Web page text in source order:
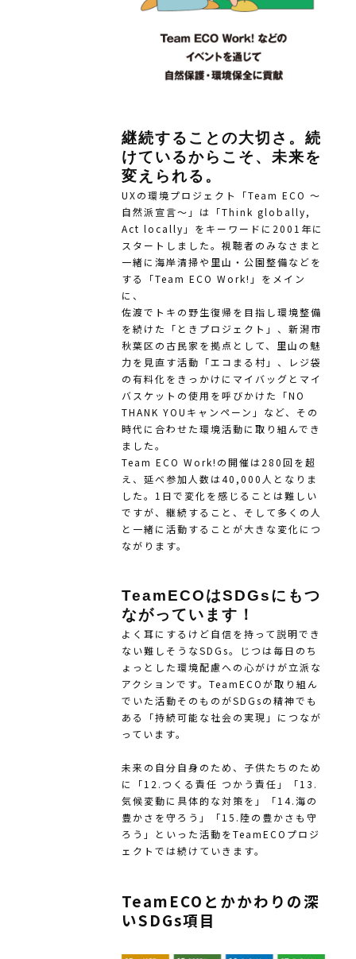
継続することの大切さ。続
けているからこそ、未来を
変えられる。
UXの環境プロジェクト「Team ECO ～
自然派宣言～」は「Think globally,
Act locally」をキーワードに2001年に
スタートしました。視聴者のみなさまと
一緒に海岸清掃や里山・公園整備などを
する「Team ECO Work!」をメイン
に、
佐渡でトキの野生復帰を目指し環境整備
を続けた「ときプロジェクト」、新潟市
秋葉区の古民家を拠点として、里山の魅
力を見直す活動「エコまる村」、レジ袋
の有料化をきっかけにマイバッグとマイ
バスケットの使用を呼びかけた「NO
THANK YOUキャンペーン」など、その
時代に合わせた環境活動に取り組んでき
ました。
Team ECO Work!の開催は280回を超
え、延べ参加人数は40,000人となりま
した。1日で変化を感じることは難しい
ですが、継続すること、そして多くの人
と一緒に活動することが大きな変化につ
ながります。
TeamECOはSDGsにもつ
ながっています！
よく耳にするけど自信を持って説明でき
ない難しそうなSDGs。じつは毎日のち
ょっとした環境配慮への心がけが立派な
アクションです。TeamECOが取り組ん
でいた活動そのものがSDGsの精神でも
ある「持続可能な社会の実現」につなが
っています。
未来の自分自身のため、子供たちのため
に「12.つくる責任 つかう責任」「13.
気候変動に具体的な対策を」「14.海の
豊かさを守ろう」「15.陸の豊かさも守
ろう」といった活動をTeamECOプロジ
ェクトでは続けていきます。
TeamECOとかかわりの深
いSDGs項目